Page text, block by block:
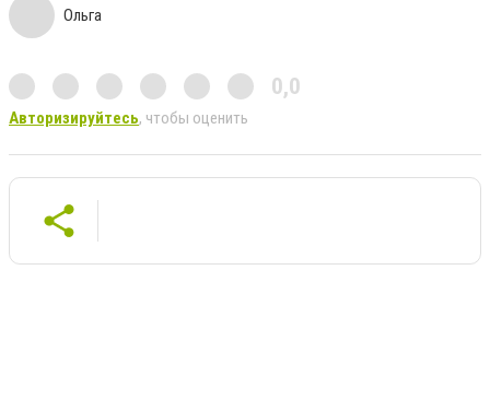
Ольга
0,0
Авторизируйтесь, чтобы оценить